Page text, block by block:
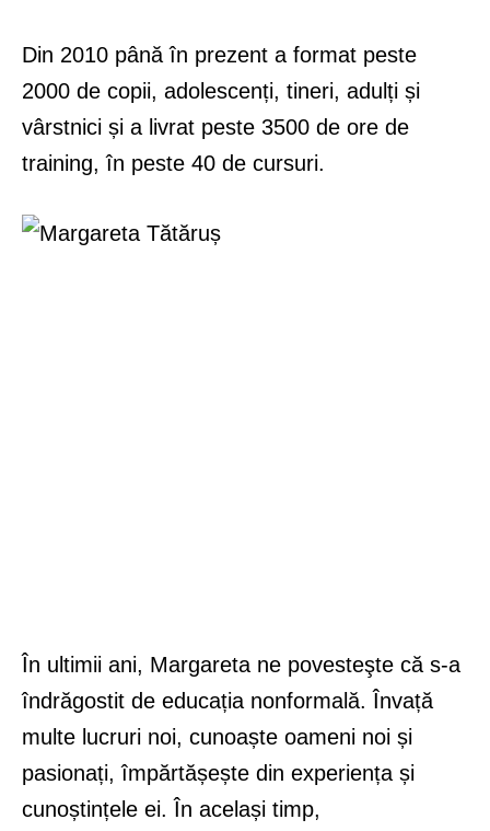
Din 2010 până în prezent a format peste
2000 de copii, adolescenți, tineri, adulți și
vârstnici și a livrat peste 3500 de ore de
training, în peste 40 de cursuri.
În ultimii ani, Margareta ne povesteşte că s-a
îndrăgostit de educația nonformală. Învață
multe lucruri noi, cunoaște oameni noi și
pasionați, împărtășește din experiența și
cunoștințele ei. În același timp,